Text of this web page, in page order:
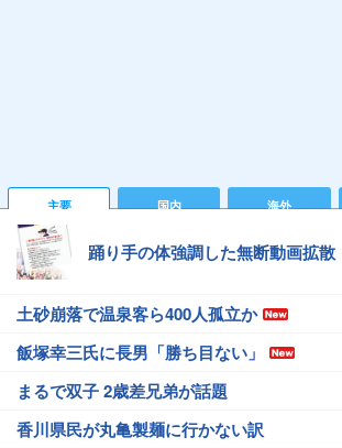
主要 国内 海外
踊り手の体強調した無断動画拡散
土砂崩落で温泉客ら400人孤立か
飯塚幸三氏に長男「勝ち目ない」
まるで双子 2歳差兄弟が話題
香川県民が丸亀製麺に行かない訳